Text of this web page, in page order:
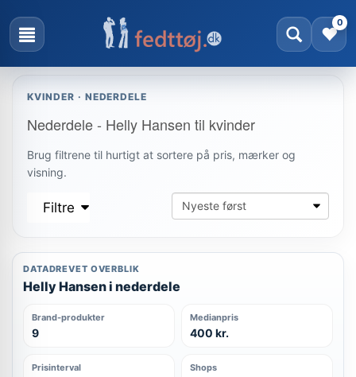
0
KVINDER · NEDERDELE
Nederdele - Helly Hansen til kvinder
Brug filtrene til hurtigt at sortere på pris, mærker og
visning.
Filtre
DATADREVET OVERBLIK
Helly Hansen i nederdele
Brand-produkter
9
Medianpris
400 kr.
Prisinterval Shops